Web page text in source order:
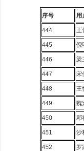
序号 用
444 王
445 倪
446 梁
447 宋
448 王
449 魏
450 邓
451 沙
452 罗